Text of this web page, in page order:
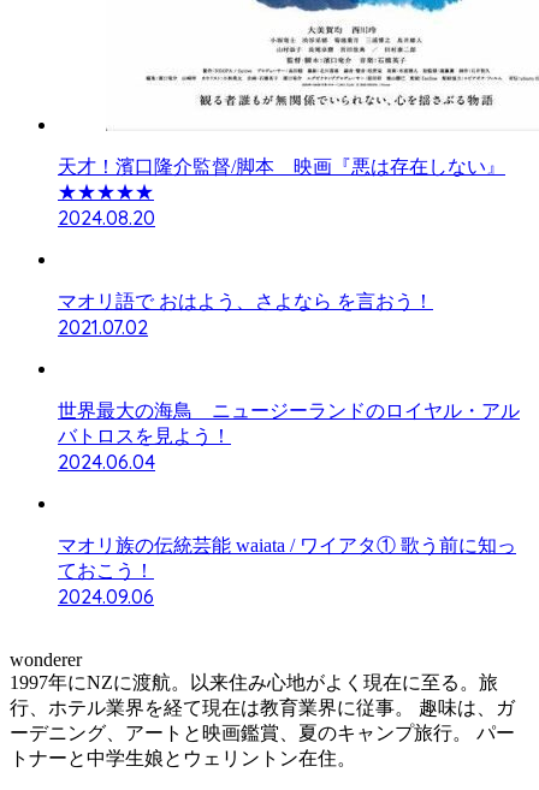
天才！濱口隆介監督/脚本 映画『悪は存在しない』
★★★★★
2024.08.20
マオリ語で おはよう、さよなら を言おう！
2021.07.02
世界最大の海鳥 ニュージーランドのロイヤル・アル
バトロスを見よう！
2024.06.04
マオリ族の伝統芸能 waiata / ワイアタ① 歌う前に知っ
ておこう！
2024.09.06
wonderer
1997年にNZに渡航。以来住み心地がよく現在に至る。旅
行、ホテル業界を経て現在は教育業界に従事。 趣味は、ガ
ーデニング、アートと映画鑑賞、夏のキャンプ旅行。 パー
トナーと中学生娘とウェリントン在住。